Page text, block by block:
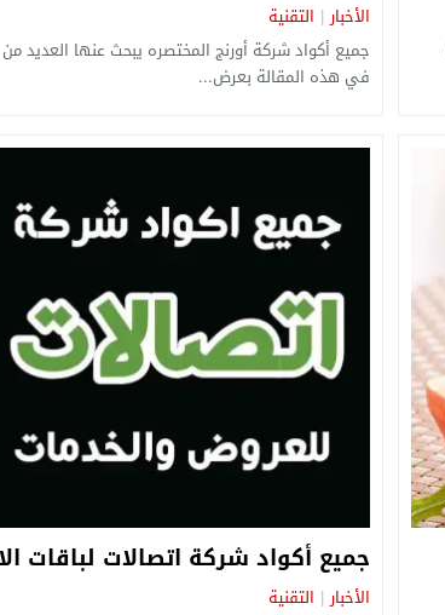
الأخبار التقنية
جميع أكواد شركة أورنج المختصره يبحث عنها العديد
في هذه المقالة بعرض...
جميع أكواد شركة اتصالات لباقات
الأخبار | التقنية